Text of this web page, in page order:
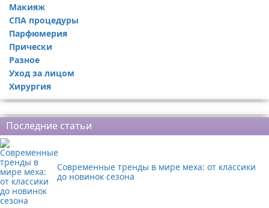
Макияж
СПА процедуры
Парфюмерия
Прически
Разное
Уход за лицом
Хирургия
Последние статьи
Современные тренды в мире меха: от классики
до новинок сезона